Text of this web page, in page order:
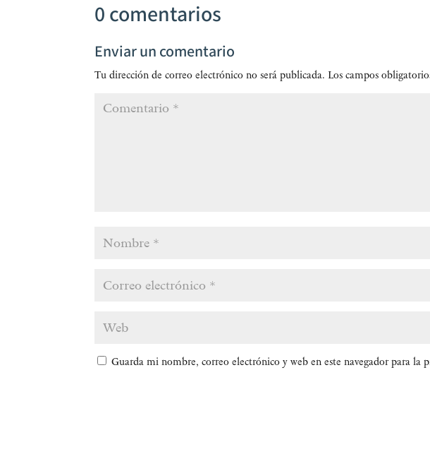
0 comentarios
Enviar un comentario
Tu dirección de correo electrónico no será publicada. Los campos
Guarda mi nombre, correo electrónico y web en este navegador para la